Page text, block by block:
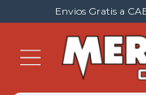
Envios Gratis a